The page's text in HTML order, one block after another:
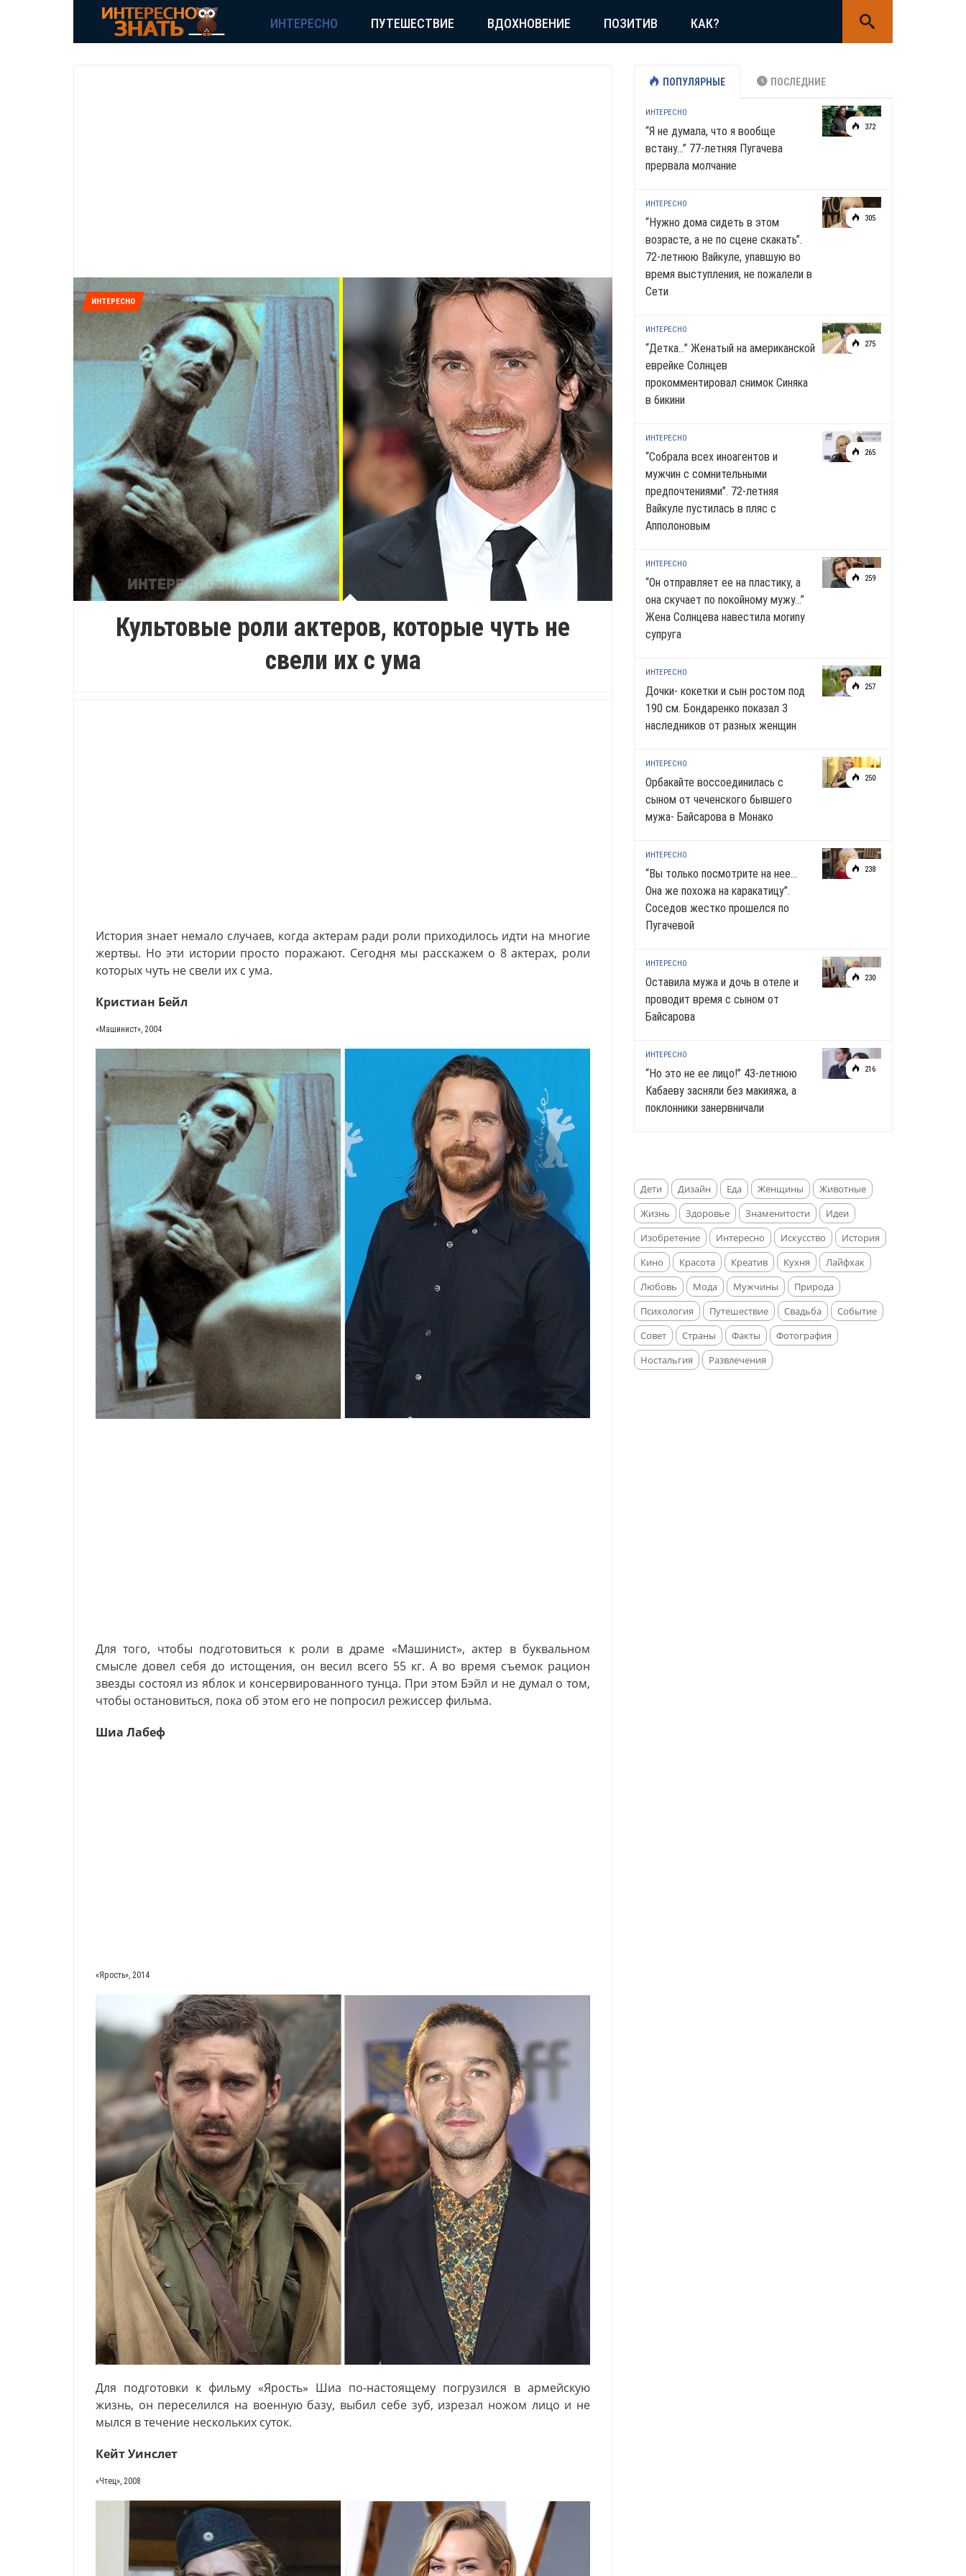
ИНТЕРЕСНО ПУТЕШЕСТВИЕ ВДОХНОВЕНИЕ ПОЗИТИВ КАК?
ИНТЕРЕСНО
Культовые роли актеров, которые чуть не
свели их с ума
История знает немало случаев, когда актерам ради роли приходилось идти на многие
жертвы. Но эти истории просто поражают. Сегодня мы расскажем о 8 актерах, роли
которых чуть не свели их с ума.
Кристиан Бейл
«Машинист», 2004
Для того, чтобы подготовиться к роли в драме «Машинист», актер в буквальном
смысле довел себя до истощения, он весил всего 55 кг. А во время съемок рацион
звезды состоял из яблок и консервированного тунца. При этом Бэйл и не думал о том,
чтобы остановиться, пока об этом его не попросил режиссер фильма.
Шиа Лабеф
«Ярость», 2014
Для подготовки к фильму «Ярость» Шиа по-настоящему погрузился в армейскую
жизнь, он переселился на военную базу, выбил себе зуб, изрезал ножом лицо и не
мылся в течение нескольких суток.
Кейт Уинслет
«Чтец», 2008
ПОПУЛЯРНЫЕ ПОСЛЕДНИЕ
372
ИНТЕРЕСНО
“Я не думала, что я вообще
встану…” 77-летняя Пугачева
прервала молчание
305
ИНТЕРЕСНО
“Нужно дома сидеть в этом
возрасте, а не по сцене скакать”.
72-летнюю Вайкуле, упавшую во
время выступления, не пожалели в
Сети
275
ИНТЕРЕСНО
“Детка…” Женатый на американской
еврейке Солнцев
прокомментировал снимок Синяка
в 6икини
265
ИНТЕРЕСНО
“Собрала всех иноагентов и
мужчин с сомнительными
предпочтениями”. 72-летняя
Вайкуле пустилась в пляс с
Апполоновым
259
ИНТЕРЕСНО
“Он отправляет ее на пластику, а
она скучает по noкoйномy мужу…”
Жена Солнцева навестила моrиnу
супруга
257
ИНТЕРЕСНО
Дочки- кокетки и сын ростом под
190 см. Бондаренко показал 3
наследников от разных женщин
250
ИНТЕРЕСНО
Орбакайте воссоединилась с
сыном от чеченского бывшего
мужа- Байсарова в Монако
238
ИНТЕРЕСНО
“Вы только посмотрите на нее…
Она же похожа на каракатицу”.
Соседов жестко прошелся по
Пугачевой
230
ИНТЕРЕСНО
Оставила мужа и дочь в отеле и
проводит время с сыном от
Байсарова
216
ИНТЕРЕСНО
“Но это не ее лицо!” 43-летнюю
Кабаеву засняли без макияжа, а
поклонники занервничали
Дети Дизайн Еда Женщины
Животные
Жизнь
Здоровье Знаменитости
Идеи
Изобретение
Интересно Искусство
История
Кино
Красота Креатив Кухня
Лайфхак
Любовь
Мода Мужчины
Природа
Психология
Путешествие Свадьба
Событие
Совет
Страны Факты
Фотография
Ностальгия
Развлечения